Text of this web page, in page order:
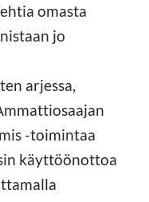
omasta
jo
arjessa,
-toimintaa
käyttöönottoa